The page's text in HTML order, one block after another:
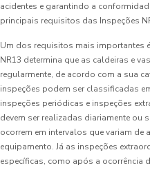
acidentes e garantindo a
principais requisitos das Inspeções
Um dos requisitos mais importantes
NR13 determina que as caldeiras e
regularmente, de acordo com a sua
inspeções podem ser classificadas
inspeções periódicas e inspeções
devem ser realizadas diariamente ou
ocorrem em intervalos que variam
equipamento. Já as inspeções
específicas, como após a ocorrência